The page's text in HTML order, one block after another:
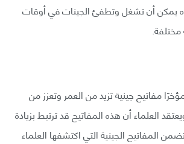
يمكن أن تشغل وتطفئ الجينات في أوقات
مختلفة.
مفاتيح جينية تزيد من العمر وتعزز من
العلماء أن هذه المفاتيح قد ترتبط بزيادة
المفاتيح الجينية التي اكتشفها العلماء